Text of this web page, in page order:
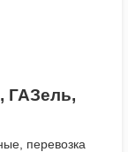
ГАЗель,
перевозка